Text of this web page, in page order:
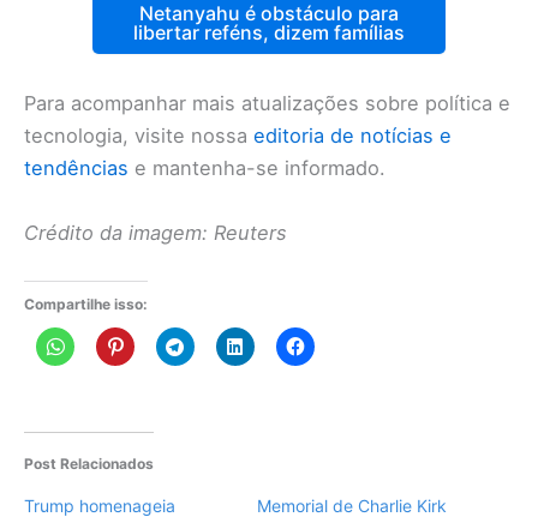
Netanyahu é obstáculo para
libertar reféns, dizem famílias
Para acompanhar mais atualizações sobre política e
tecnologia, visite nossa editoria de notícias e
tendências e mantenha-se informado.
Crédito da imagem: Reuters
Compartilhe isso:
Post Relacionados
Trump homenageia
Memorial de Charlie Kirk